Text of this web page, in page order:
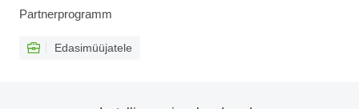
Partnerprogramm
Edasimüüjatele